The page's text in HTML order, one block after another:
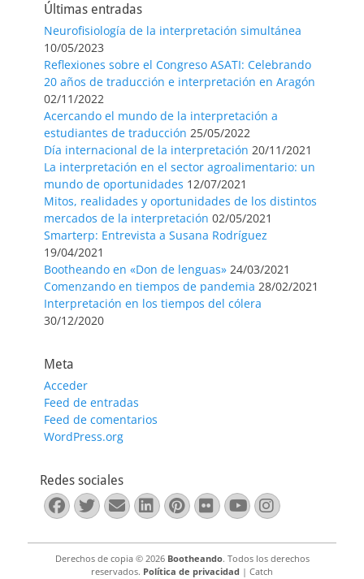
Últimas entradas
Neurofisiología de la interpretación simultánea
10/05/2023
Reflexiones sobre el Congreso ASATI: Celebrando
20 años de traducción e interpretación en Aragón
02/11/2022
Acercando el mundo de la interpretación a
estudiantes de traducción 25/05/2022
Día internacional de la interpretación 20/11/2021
La interpretación en el sector agroalimentario: un
mundo de oportunidades 12/07/2021
Mitos, realidades y oportunidades de los distintos
mercados de la interpretación 02/05/2021
Smarterp: Entrevista a Susana Rodríguez
19/04/2021
Bootheando en «Don de lenguas» 24/03/2021
Comenzando en tiempos de pandemia 28/02/2021
Interpretación en los tiempos del cólera
30/12/2020
Meta
Acceder
Feed de entradas
Feed de comentarios
WordPress.org
Redes sociales
Facebook
Twitter
Correo
electrónico
LinkedIn
Pinterest
FlickrYouTube
Derechos de copia © 2026 Bootheando. Todos los derechos
reservados. Política de privacidad | Catch